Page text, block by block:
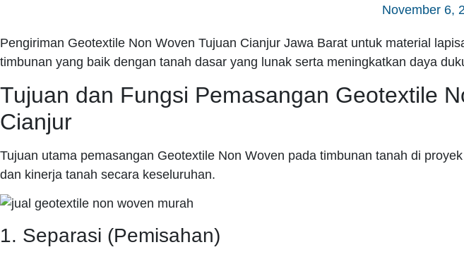
November 6,
Pengiriman Geotextile Non Woven Tujuan Cianjur Jawa Barat untuk material
timbunan yang baik dengan tanah dasar yang lunak serta meningkatkan daya
Tujuan dan Fungsi Pemasangan Geotextile
Cianjur
Tujuan utama pemasangan Geotextile Non Woven pada timbunan tanah di
dan kinerja tanah secara keseluruhan.
1. Separasi (Pemisahan)